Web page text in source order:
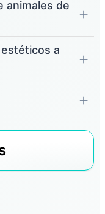
animales de
a